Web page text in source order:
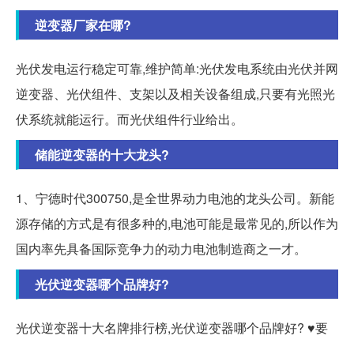
逆变器厂家在哪?
光伏发电运行稳定可靠,维护简单:光伏发电系统由光伏并网
逆变器、光伏组件、支架以及相关设备组成,只要有光照光
伏系统就能运行。而光伏组件行业给出。
储能逆变器的十大龙头?
1、宁德时代300750,是全世界动力电池的龙头公司。新能
源存储的方式是有很多种的,电池可能是最常见的,所以作为
国内率先具备国际竞争力的动力电池制造商之一才。
光伏逆变器哪个品牌好?
光伏逆变器十大名牌排行榜,光伏逆变器哪个品牌好? ♥要